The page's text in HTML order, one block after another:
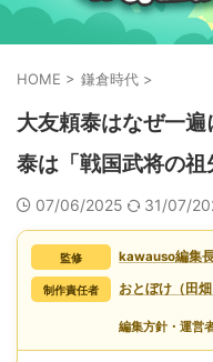
HOME > 鎌倉時代 >
大友頼泰はなぜ一
泰は「戦国武将の祖
07/06/2025 31/07/
監修 kawauso編集
制作責任者 おとぼけ（田畑
編集方針・運営